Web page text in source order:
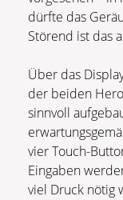
dürfte das
Störend ist das
Über das
der beiden
sinnvoll
vier Touch-
Eingaben
viel Druck nötig